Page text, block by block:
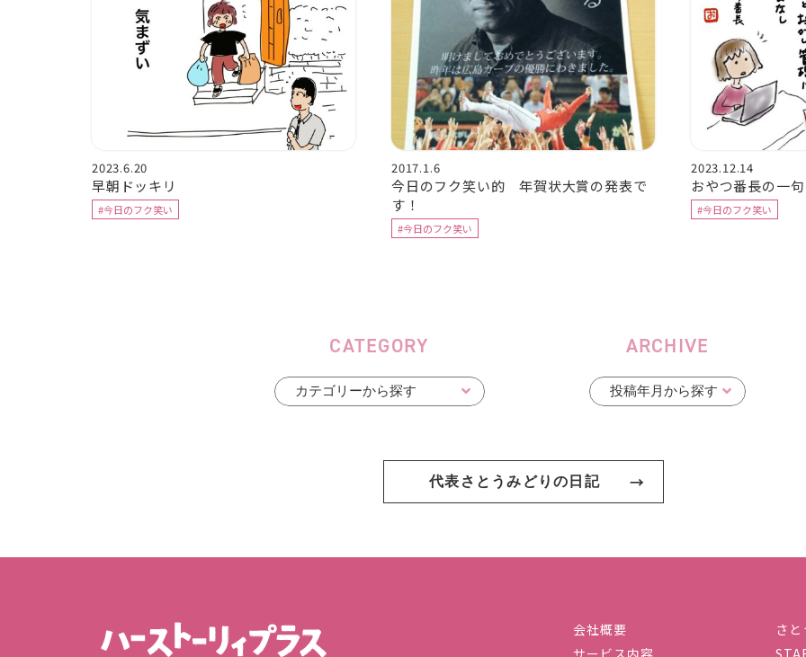
2023.6.20
早朝ドッキリ
#今日のフク笑い
2017.1.6
今日のフク笑い的 年賀状大賞の発表で
す！
#今日のフク笑い
2023.12.14
おやつ番長の一句
#今日のフク笑い
CATEGORY ARCHIVE
代表さとうみどりの日記
会社概要
サービス内容
さ